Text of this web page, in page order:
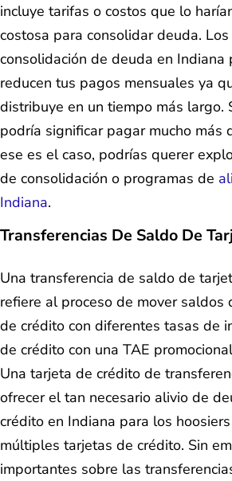
incluye tarifas o costos que lo
costosa para consolidar deuda.
consolidación de deuda en Indiana
reducen tus pagos mensuales ya
distribuye en un tiempo más largo.
podría significar pagar mucho más
ese es el caso, podrías querer
de consolidación o programas de
Indiana.
Transferencias De Saldo De
Una transferencia de saldo de
refiere al proceso de mover saldos
de crédito con diferentes tasas de
de crédito con una TAE
Una tarjeta de crédito de
ofrecer el tan necesario alivio de
crédito en Indiana para los
múltiples tarjetas de crédito. Sin
importantes sobre las